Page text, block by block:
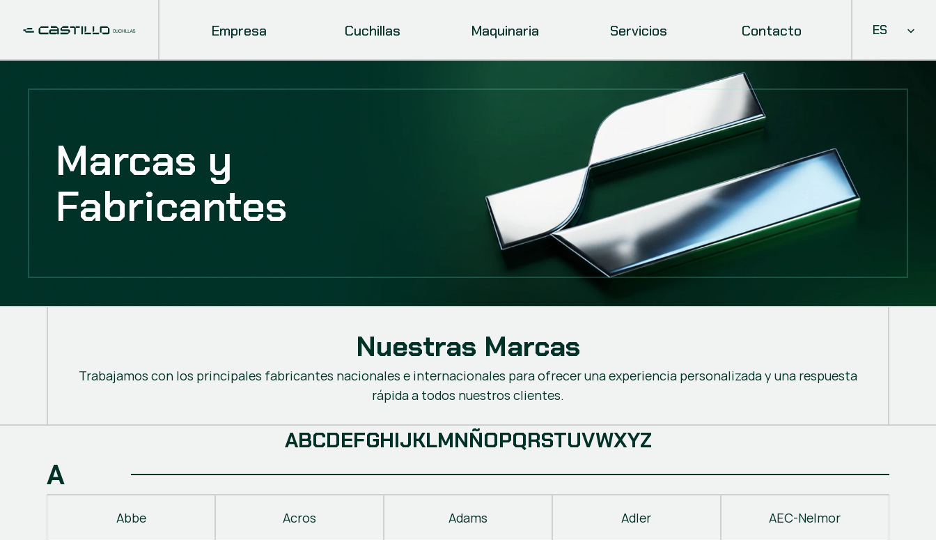
Empresa Cuchillas Maquinaria Servicios Contacto Select
ES
Marcas y
Fabricantes
Nuestras Marcas
Trabajamos con los principales fabricantes nacionales e internacionales para ofrecer una experiencia personalizada y una respuesta
rápida a todos nuestros clientes.
ABCDEFGHIJKLMNÑOPQRSTUVWXYZ
A
Abbe Acros Adams Adler AEC-Nelmor